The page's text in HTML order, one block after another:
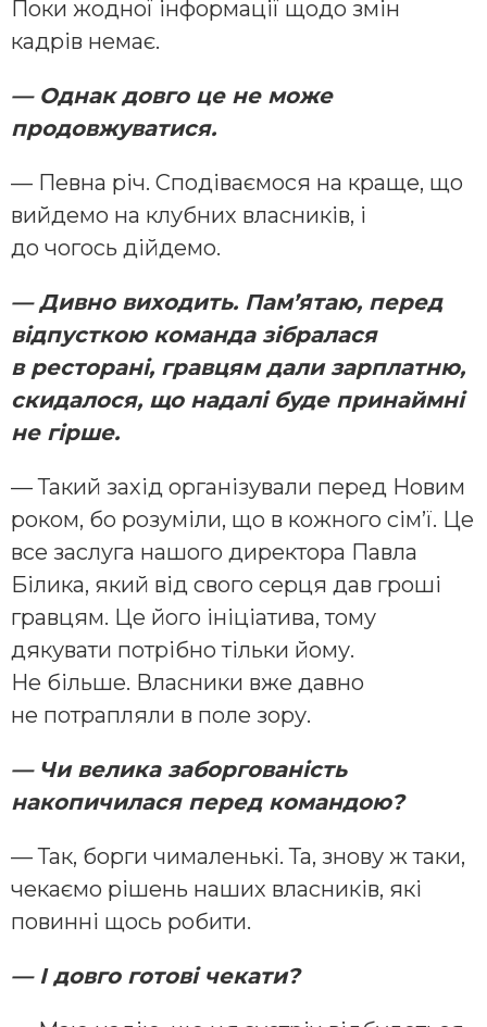
Поки жодної інформації щодо змін
кадрів немає.
— Однак довго це не може
продовжуватися.
— Певна річ. Сподіваємося на краще, що
вийдемо на клубних власників, і
до чогось дійдемо.
— Дивно виходить. Пам’ятаю, перед
відпусткою команда зібралася
в ресторані, гравцям дали зарплатню,
скидалося, що надалі буде принаймні
не гірше.
— Такий захід організували перед Новим
роком, бо розуміли, що в кожного сім’ї. Це
все заслуга нашого директора Павла
Білика, який від свого серця дав гроші
гравцям. Це його ініціатива, тому
дякувати потрібно тільки йому.
Не більше. Власники вже давно
не потрапляли в поле зору.
— Чи велика заборгованість
накопичилася перед командою?
— Так, борги чималенькі. Та, знову ж таки,
чекаємо рішень наших власників, які
повинні щось робити.
— І довго готові чекати?